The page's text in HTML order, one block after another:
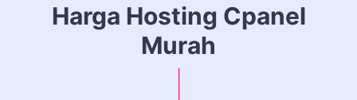
Harga Hosting Cpanel
Murah